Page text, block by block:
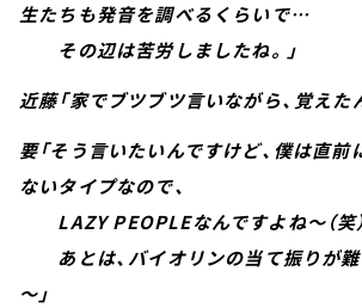
生たちも発音を調べるくらいで…
その辺は苦労しましたね。」
近藤「家でブツブツ言いながら、覚えた
要「そう言いたいんですけど、僕は直
ないタイプなので、
LAZY PEOPLEなんですよね～（笑）
あとは、バイオリンの当て振りが難
～」